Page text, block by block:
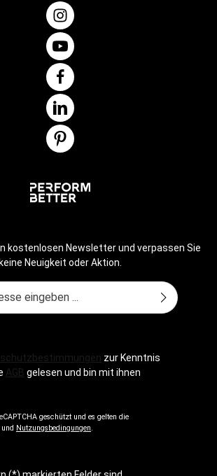
kostenlosen Newsletter und verpassen Sie
Neuigkeit oder Aktion.
zur Kenntnis
AGB gelesen und bin mit ihnen
geschützt und es gelten die
und Nutzungsbedingungen